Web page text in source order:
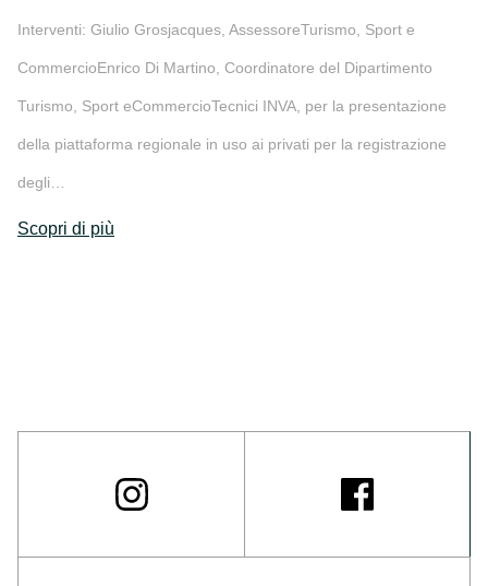
Interventi: Giulio Grosjacques, AssessoreTurismo, Sport e
CommercioEnrico Di Martino, Coordinatore del Dipartimento
Turismo, Sport eCommercioTecnici INVA, per la presentazione
della piattaforma regionale in uso ai privati per la registrazione
degli…
Scopri di più